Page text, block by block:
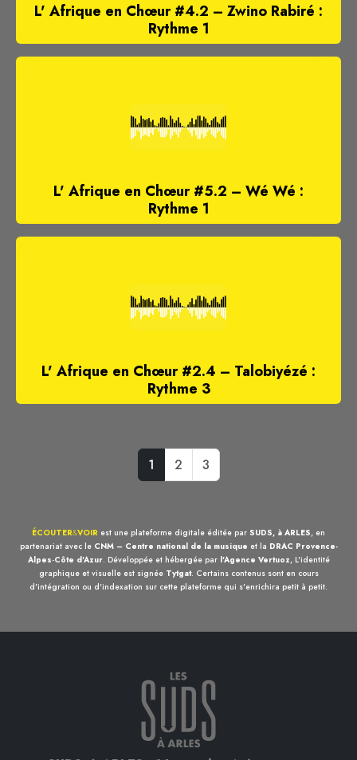
L' Afrique en Chœur #4.2 – Zwino Rabiré :
Rythme 1
L' Afrique en Chœur #5.2 – Wé Wé :
Rythme 1
L' Afrique en Chœur #2.4 – Talobiyézé :
Rythme 3
1 2 3
ÉCOUTER&VOIR est une plateforme digitale éditée par SUDS, à ARLES, en
partenariat avec le CNM – Centre national de la musique et la DRAC Provence-
Alpes-Côte d'Azur. Développée et hébergée par l'Agence Vertuoz, L'identité
graphique et visuelle est signée Tytgat. Certains contenus sont en cours
d'intégration ou d'indexation sur cette plateforme qui s'enrichira petit à petit.